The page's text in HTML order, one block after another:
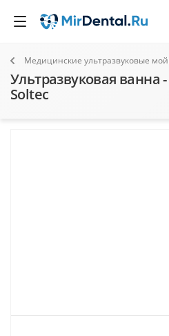
Медицинские ультразвуковые
Ультразвуковая ванна -
Soltec